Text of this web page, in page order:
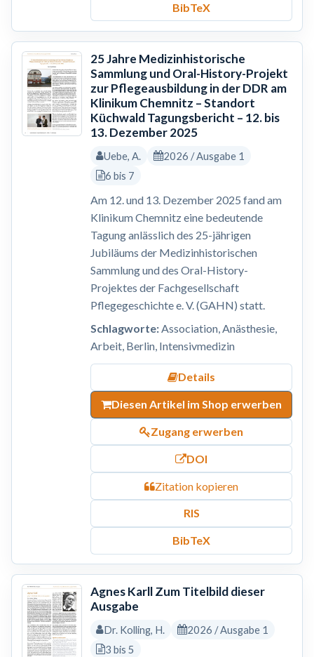
BibTeX
25 Jahre Medizinhistorische
Sammlung und Oral-History-Projekt
zur Pflegeausbildung in der DDR am
Klinikum Chemnitz – Standort
Küchwald Tagungsbericht – 12. bis
13. Dezember 2025
Uebe, A.
2026 / Ausgabe 1
6 bis 7
Am 12. und 13. Dezember 2025 fand am
Klinikum Chemnitz eine bedeutende
Tagung anlässlich des 25-jährigen
Jubiläums der Medizinhistorischen
Sammlung und des Oral-History-
Projektes der Fachgesellschaft
Pflegegeschichte e. V. (GAHN) statt.
Schlagworte:Association, Anästhesie,
Arbeit, Berlin, Intensivmedizin
Details
Diesen Artikel im Shop erwerben
Zugang erwerben
DOI
Zitation kopieren
RIS
BibTeX
Agnes Karll Zum Titelbild dieser
Ausgabe
Dr. Kolling, H.
2026 / Ausgabe 1
3 bis 5